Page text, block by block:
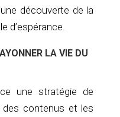
découverte de la
d’espérance.
LA VIE DU
une stratégie de
des contenus et les